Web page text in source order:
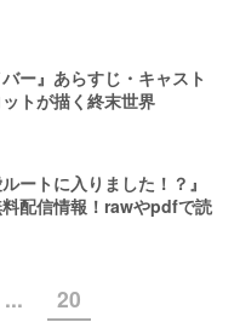
ー』あらすじ・キャスト
トが描く終末世界
ートに入りました！？』
配信情報！rawやpdfで読
... 20